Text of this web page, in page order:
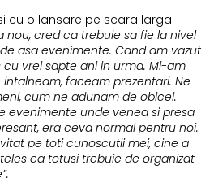
cu o lansare pe scara larga.
nou, cred ca trebuie sa fie la nivel
asa evenimente. Cand am vazut
vrei sapte ani in urma. Mi-am
faceam prezentari. Ne-
cum ne adunam de obicei.
evenimente unde venea si presa
era ceva normal pentru noi.
pe toti cunoscutii mei, cine a
ca totusi trebuie de organizat